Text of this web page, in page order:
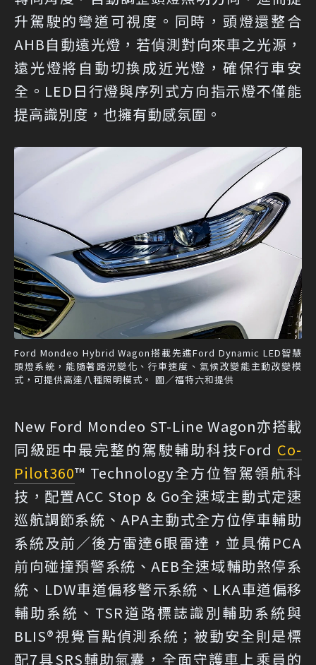
升駕駛的彎道可視度。同時，頭燈還整合
AHB自動遠光燈，若偵測對向來車之光源，
遠光燈將自動切換成近光燈，確保行車安
全。LED日行燈與序列式方向指示燈不僅能
提高識別度，也擁有動感氛圍。
Ford Mondeo Hybrid Wagon搭載先進Ford Dynamic LED智慧
頭燈系統，能隨著路況變化、行車速度、氣候改變能主動改變模
式，可提供高達八種照明模式。 圖／福特六和提供
New Ford Mondeo ST-Line Wagon亦搭載
同級距中最完整的駕駛輔助科技Ford Co-
Pilot360™ Technology全方位智駕領航科
技，配置ACC Stop & Go全速域主動式定速
巡航調節系統、APA主動式全方位停車輔助
系統及前／後方雷達6眼雷達，並具備PCA
前向碰撞預警系統、AEB全速域輔助煞停系
統、LDW車道偏移警示系統、LKA車道偏移
輔助系統、TSR道路標誌識別輔助系統與
BLIS®視覺盲點偵測系統；被動安全則是標
配7具SRS輔助氣囊，全面守護車上乘員的